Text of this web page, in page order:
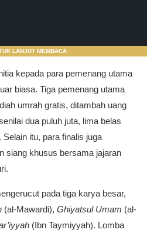
LANJUT MEMBACA
kepada para pemenang utama
biasa. Tiga pemenang utama
umrah gratis, ditambah uang
dua puluh juta, lima belas
itu, para finalis juga
siang khusus bersama jajaran
pada tiga karya besar,
(al-Mawardi), Ghiyatsul Umam (al-
(Ibn Taymiyyah). Lomba